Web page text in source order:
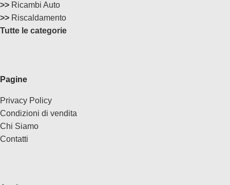
>> Ricambi Auto
>> Riscaldamento
Tutte le categorie
Pagine
Privacy Policy
Condizioni di vendita
Chi Siamo
Contatti